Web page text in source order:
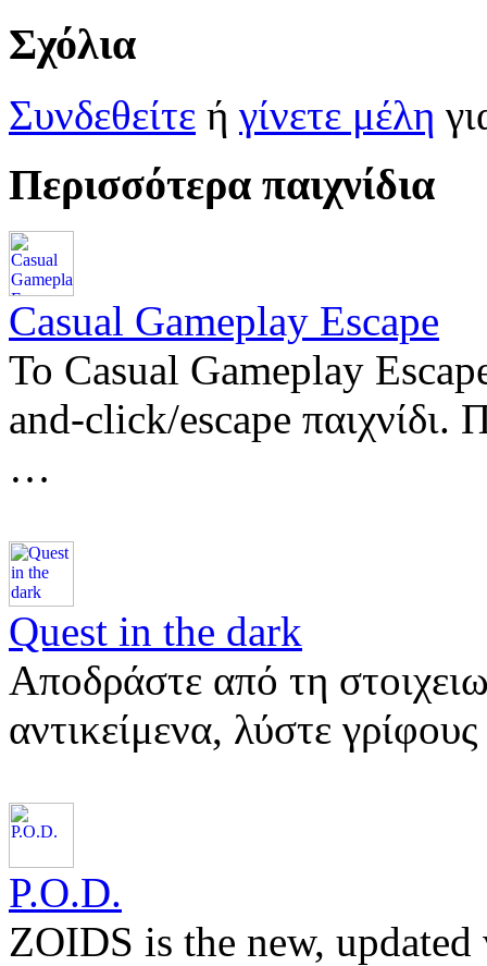
Σχόλια
Συνδεθείτε ή γίνετε μέλη
Περισσότερα παιχνίδια
Casual Gameplay Escape
Το Casual Gameplay
and-click/escape παιχνίδι.
…
Quest in the dark
Αποδράστε από τη
αντικείμενα, λύστε
P.O.D.
ZOIDS is the new,